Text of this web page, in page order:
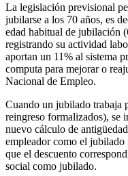
La legislación previsional
jubilarse a los 70 años, es
edad habitual de jubilación
registrando su actividad
aportan un 11% al sistema
computa para mejorar o
Nacional de Empleo.
Cuando un jubilado trabaja
reingreso formalizados), se
nuevo cálculo de
empleador como el jubilado
que el descuento
social como jubilado.